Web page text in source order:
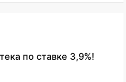
по ставке 3,9%!